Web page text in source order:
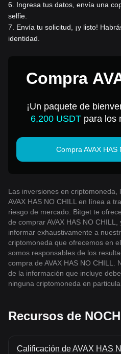
6
Ingresa tus datos, envía una
selfie.
7
Envía tu solicitud, ¡y listo!
identidad.
Compra
¡Un paquete de
6,200 USDTpara los
Compra AVAX HAS
Las inversiones en criptomoneda,
AVAX HAS NO CHILL en línea a
riesgo de mercado. Bitget te
de comprar AVAX HAS NO
informar exhaustivamente a
criptomoneda que ofrecemos en
somos responsables de los
compra de AVAX HAS NO CHILL.
de la información que incluye
ninguna criptomoneda en
Recursos de
Calificación de AVAX HAS